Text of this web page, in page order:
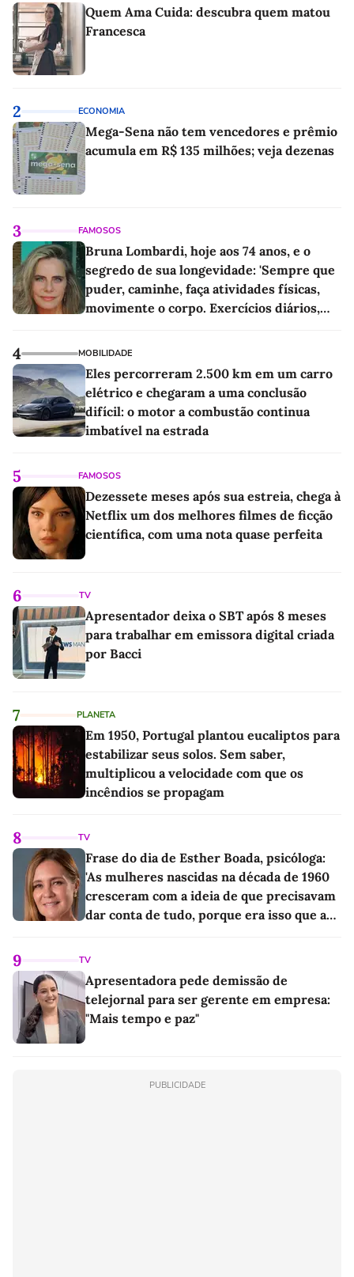
Quem Ama Cuida: descubra quem matou
Francesca
2 ECONOMIA
Mega-Sena não tem vencedores e prêmio
acumula em R$ 135 milhões; veja dezenas
3 FAMOSOS
Bruna Lombardi, hoje aos 74 anos, e o
segredo de sua longevidade: 'Sempre que
puder, caminhe, faça atividades físicas,
movimente o corpo. Exercícios diários,
4 MOBILIDADE
Eles percorreram 2.500 km em um carro
elétrico e chegaram a uma conclusão
difícil: o motor a combustão continua
imbatível na estrada
5 FAMOSOS
Dezessete meses após sua estreia, chega à
Netflix um dos melhores filmes de ficção
científica, com uma nota quase perfeita
6 TV
Apresentador deixa o SBT após 8 meses
para trabalhar em emissora digital criada
por Bacci
7 PLANETA
Em 1950, Portugal plantou eucaliptos para
estabilizar seus solos. Sem saber,
multiplicou a velocidade com que os
incêndios se propagam
8 TV
Frase do dia de Esther Boada, psicóloga:
'As mulheres nascidas na década de 1960
cresceram com a ideia de que precisavam
dar conta de tudo, porque era isso que a
9 TV
Apresentadora pede demissão de
telejornal para ser gerente em empresa:
"Mais tempo e paz"
PUBLICIDADE